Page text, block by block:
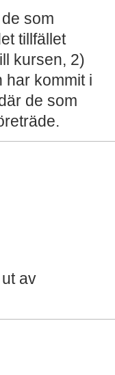
som
tillfället
kursen, 2)
har kommit i
de som
av